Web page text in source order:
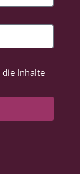
die Inhalte